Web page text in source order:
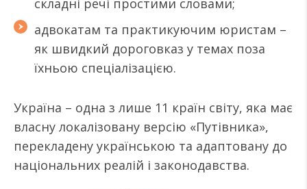
складні речі простими словами;
адвокатам та практикуючим юристам –
як швидкий дороговказ у темах поза
їхньою спеціалізацією.
Україна – одна з лише 11 країн світу, яка має
власну локалізовану версію «Путівника»,
перекладену українською та адаптовану до
національних реалій і законодавства.